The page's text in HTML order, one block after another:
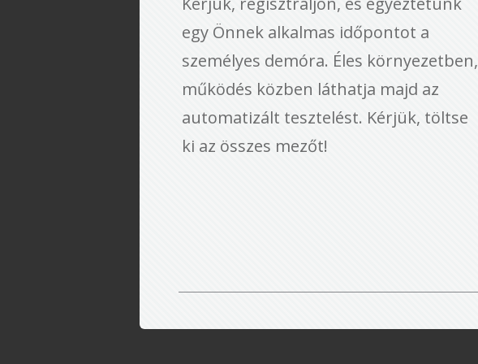
egy Önnek alkalmas időpontot a
személyes demóra. Éles környezetben,
működés közben láthatja majd az
automatizált tesztelést. Kérjük, töltse
ki az összes mezőt!